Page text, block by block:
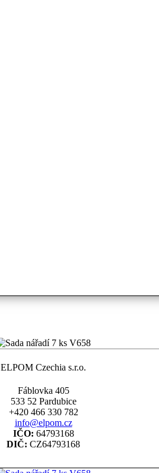
ELPOM Czechia s.r.o.
Fáblovka 405
533 52 Pardubice
+420 466 330 782
info@elpom.cz
IČO: 64793168
DIČ: CZ64793168